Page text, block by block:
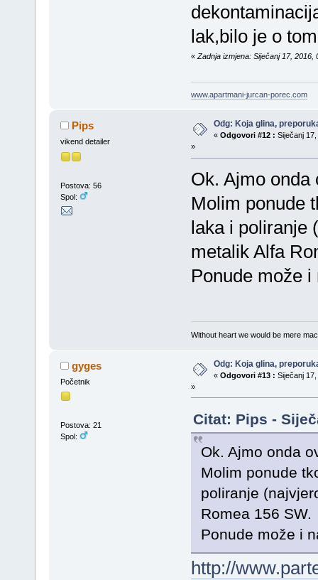
lak,bilo je o
« Zadnja izmjena: Siječanj 17, 2016,
www.apartmani-jurcan-porec.com
Pips
vikend detailer
Postova: 56
Spol:
Odg: Koja glina,
« Odgovori #12 : Siječanj
»
Ok. Ajmo onda
Molim ponude
laka i poliranje
metalik Alfa
Ponude može
Without heart we would be mere
gyges
Početnik
Postova: 21
Spol:
Odg: Koja glina,
« Odgovori #13 : Siječanj
»
Citat: Pips -
Ok. Ajmo onda
Molim ponude
poliranje
Romea 156 SW.
Ponude može i
http://